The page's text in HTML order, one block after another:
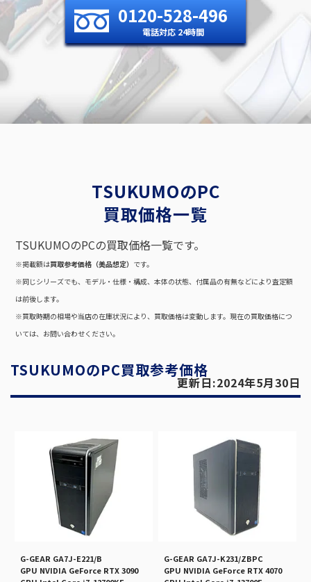
0120-528-496
電話対応 24時間
TSUKUMOのPC
買取価格一覧
TSUKUMOのPCの買取価格一覧です。
※掲載額は買取参考価格（美品想定） です。
※同じシリーズでも、モデル・仕様・構成、本体の状態、付属品の有無などにより査定額
は前後します。
※買取時期の相場や当店の在庫状況により、買取価格は変動します。現在の買取価格につ
いては、お問い合わせください。
TSUKUMOのPC買取参考価格
更新日:2024年5月30日
G-GEAR GA7J-E221/B
GPU NVIDIA GeForce RTX 3090
G-GEAR GA7J-K231/ZBPC
GPU NVIDIA GeForce RTX 4070